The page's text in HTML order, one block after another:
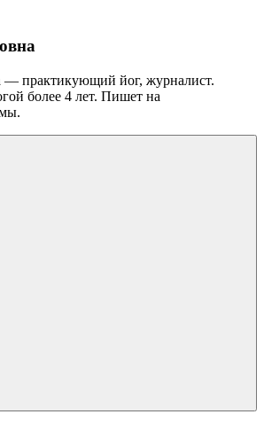
практикующий йог, журналист.
более 4 лет. Пишет на